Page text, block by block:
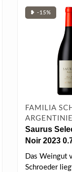
❥ -15%
FAMILIA
Saurus
Noir 2023
Das Weingut
Schroeder